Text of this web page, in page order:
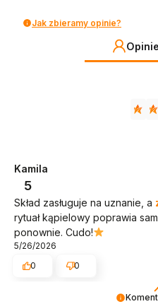
Jak zbieramy opinie?
Kamila
5
Skład zasługuje na uznanie, a
rytuał kąpielowy poprawia
ponownie. Cudo!
5/26/2026
0
0